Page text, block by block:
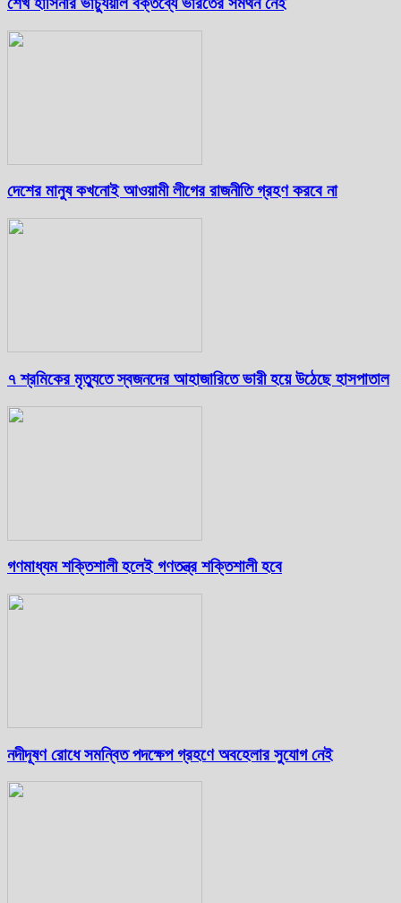
দেশের মানুষ কখনোই আওয়ামী লীগের রাজনীতি গ্রহণ করবে না
৭ শ্রমিকের মৃত্যুতে স্বজনদের আহাজারিতে ভারী হয়ে উঠেছে হাসপাতাল
গণমাধ্যম শক্তিশালী হলেই গণতন্ত্র শক্তিশালী হবে
নদীদূষণ রোধে সমন্বিত পদক্ষেপ গ্রহণে অবহেলার সুযোগ নেই